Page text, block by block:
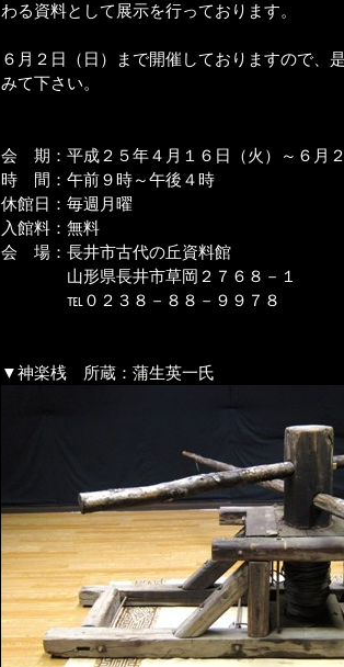
わる資料として展示を行っております。
６月２日（日）まで開催しておりますので、
みて下さい。
会 期：平成２５年４月１６日（火）～６月
時 間：午前９時～午後４時
休館日：毎週月曜
入館料：無料
会 場：長井市古代の丘資料館
山形県長井市草岡２７６８－１
℡０２３８－８８－９９７８
▼神楽桟 所蔵：蒲生英一氏